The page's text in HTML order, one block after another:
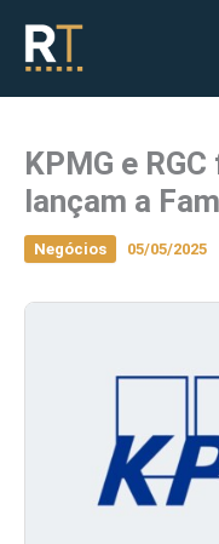
conteúdo
KPMG e
lançam a
Negócios 05/05/2025